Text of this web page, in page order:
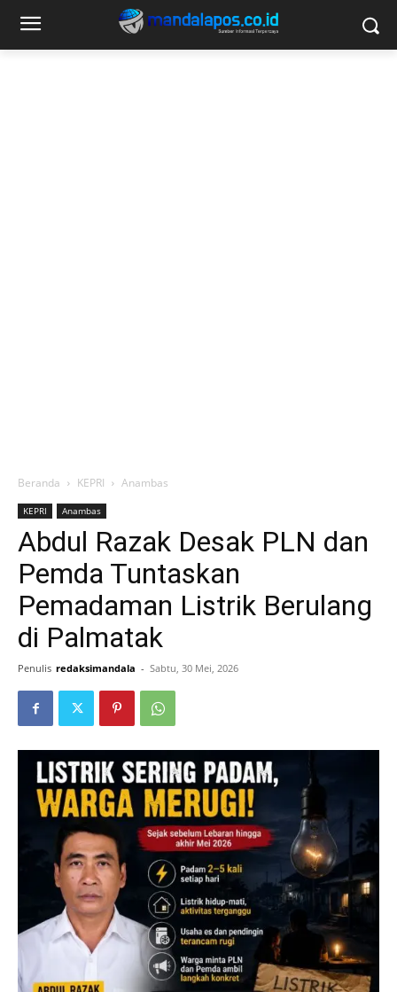
Beranda KEPRI Anambas
KEPRI Anambas
Abdul Razak Desak PLN dan
Pemda Tuntaskan
Pemadaman Listrik Berulang
di Palmatak
Penulis redaksimandala - Sabtu, 30 Mei, 2026